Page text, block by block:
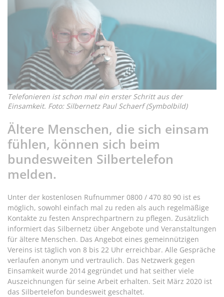
Telefonieren ist schon mal ein erster Schritt aus der
Einsamkeit. Foto: Silbernetz Paul Schaerf (Symbolbild)
Ältere Menschen, die sich einsam
fühlen, können sich beim
bundesweiten Silbertelefon
melden.
Unter der kostenlosen Rufnummer 0800 / 470 80 90 ist es
möglich, sowohl einfach mal zu reden als auch regelmäßige
Kontakte zu festen Ansprechpartnern zu pflegen. Zusätzlich
informiert das Silbernetz über Angebote und Veranstaltungen
für ältere Menschen. Das Angebot eines gemeinnützigen
Vereins ist täglich von 8 bis 22 Uhr erreichbar. Alle Gespräche
verlaufen anonym und vertraulich. Das Netzwerk gegen
Einsamkeit wurde 2014 gegründet und hat seither viele
Auszeichnungen für seine Arbeit erhalten. Seit März 2020 ist
das Silbertelefon bundesweit geschaltet.